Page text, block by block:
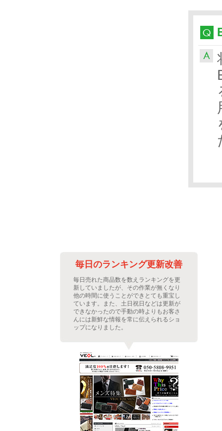
毎日のランキング更新改善
毎日売れた商品数を数えランキングを更
新していましたが、その作業が無くなり
他の時間に使うことができとても重宝し
ています。また、土日祝日などは更新が
できなかったので手動の時よりもお客さ
んには新鮮な情報を常に伝えられるショ
ップになりました。